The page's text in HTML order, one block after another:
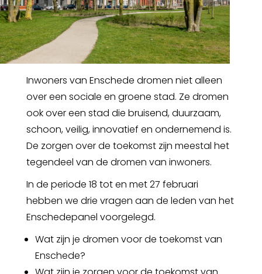
Inwoners van Enschede dromen niet alleen
over een sociale en groene stad. Ze dromen
ook over een stad die bruisend, duurzaam,
schoon, veilig, innovatief en ondernemend is.
De zorgen over de toekomst zijn meestal het
tegendeel van de dromen van inwoners.
In de periode 18 tot en met 27 februari
hebben we drie vragen aan de leden van het
Enschedepanel voorgelegd.
Wat zijn je dromen voor de toekomst van
Enschede?